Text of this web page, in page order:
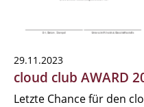
29.11.2023
cloud club AWARD
Letzte Chance für den